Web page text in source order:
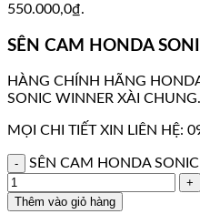
550.000,0₫.
SÊN CAM HONDA
HÀNG CHÍNH HÃNG
SONIC WINNER XÀI CHUNG.
MỌI CHI TIẾT XIN LIÊN HỆ:
SÊN CAM HONDA
Thêm vào giỏ hàng